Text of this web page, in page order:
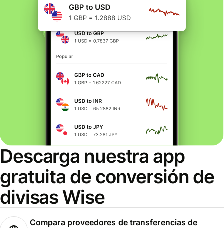
Descarga nuestra app
gratuita de conversión de
divisas Wise
Compara proveedores de transferencias de